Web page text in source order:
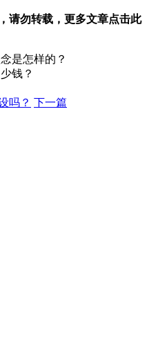
请勿转载，更多文章点击此
是怎样的？
钱？
吗？ 下一篇